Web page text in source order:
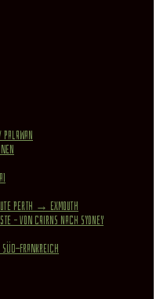
Perth → Exmouth
– von Cairns nach Sydney
Süd-Frankreich